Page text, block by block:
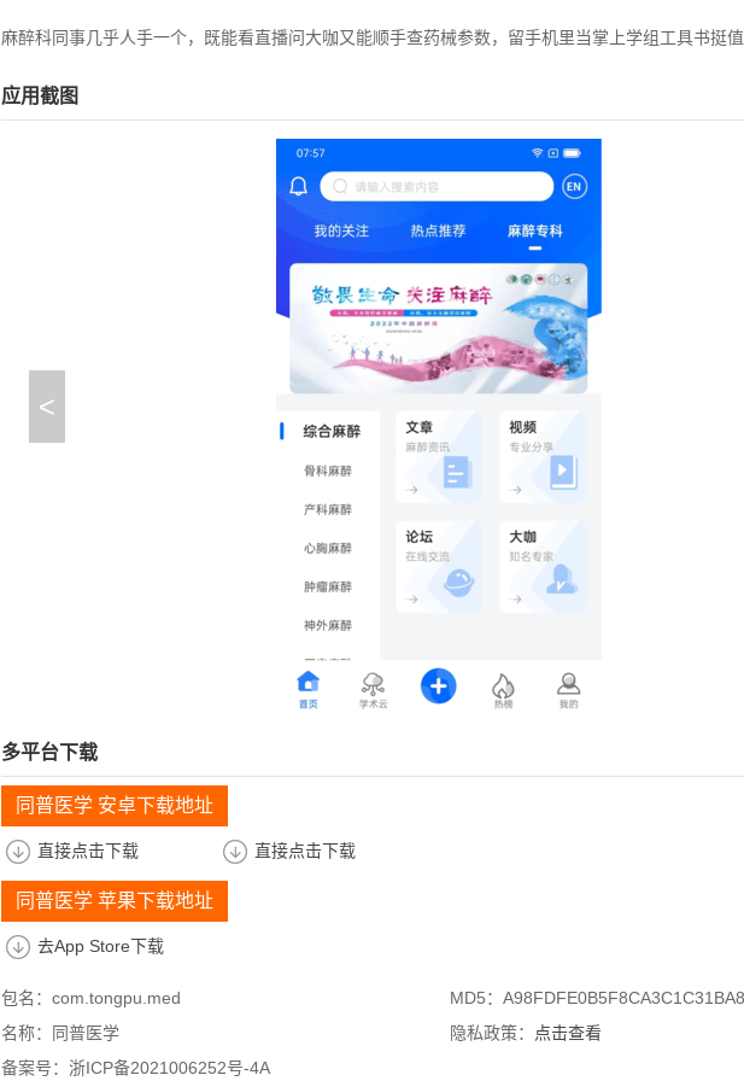
麻醉科同事几乎人手一个，既能看直播问大咖又能顺手查药械参数，留手机里当掌上学组工具书挺
应用截图
<
多平台下载
同普医学 安卓下载地址
直接点击下载 直接点击下载
同普医学 苹果下载地址
去App Store下载
包名：com.tongpu.med
MD5：
名称：同普医学
隐私政策：
点击查看
备案号：浙ICP备2021006252号-4A